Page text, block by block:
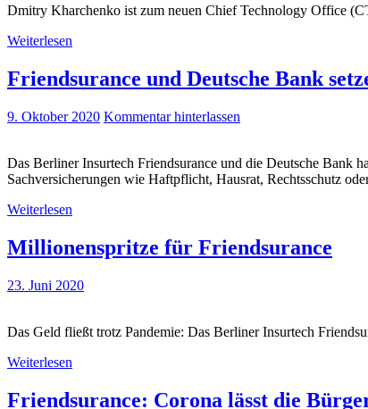
Dmitry Kharchenko ist zum neuen Chief Technology Office
Weiterlesen
Friendsurance und Deutsche Bank
9. Oktober 2020 Kommentar hinterlassen
Das Berliner Insurtech Friendsurance und die Deutsche Bank
Sachversicherungen wie Haftpflicht, Hausrat, Rechtsschutz
Weiterlesen
Millionenspritze für Friendsurance
23. Juni 2020
Das Geld fließt trotz Pandemie: Das Berliner Insurtech
Weiterlesen
Friendsurance: Corona lässt die